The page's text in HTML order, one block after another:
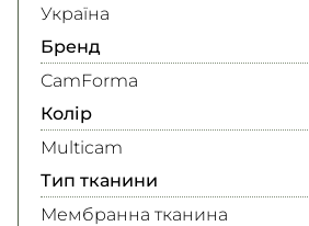
Україна
Бренд
CamForma
Колір
Multicam
Тип тканини
Мембранна тканина